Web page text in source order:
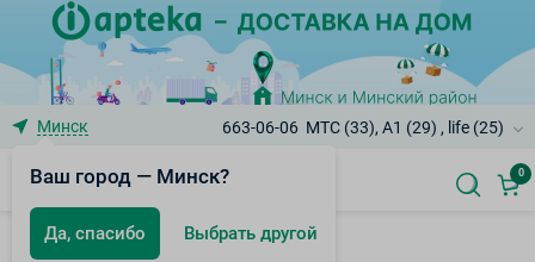
Минск
Ваш город — Минск?
Да, спасибо Выбрать другой
663-06-06 МТС (33), A1 (29) , life (25)
0
Белорусские товары